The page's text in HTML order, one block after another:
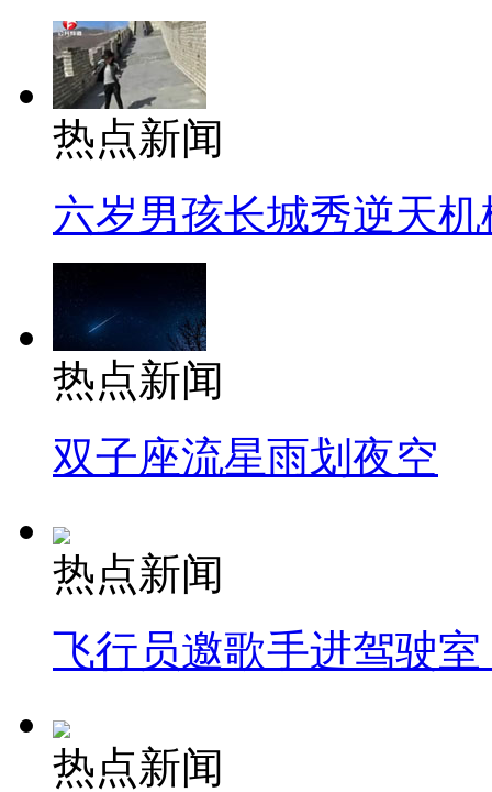
热点新闻
六岁男孩长城秀逆天机
热点新闻
双子座流星雨划夜空
热点新闻
飞行员邀歌手进驾驶
热点新闻